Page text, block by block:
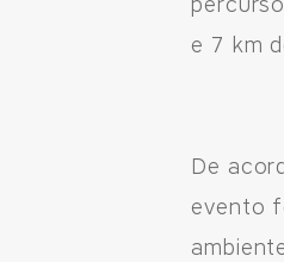
e 7 km
De
evento